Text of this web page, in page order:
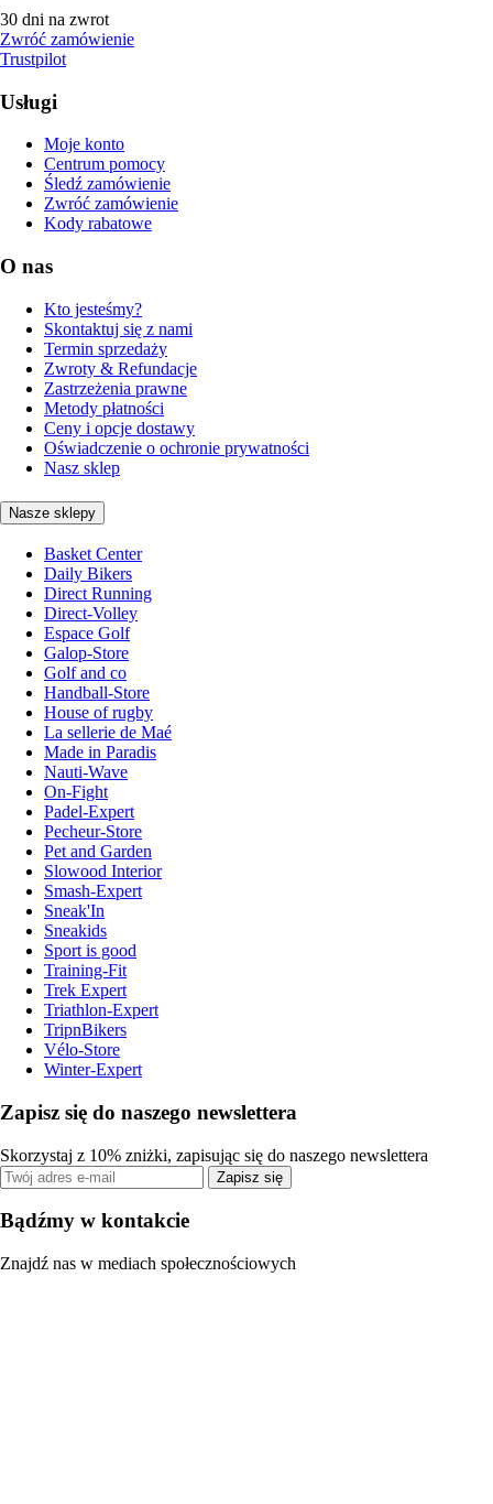
30 dni na zwrot
Zwróć zamówienie
Trustpilot
Usługi
Moje konto
Centrum pomocy
Śledź zamówienie
Zwróć zamówienie
Kody rabatowe
O nas
Kto jesteśmy?
Skontaktuj się z nami
Termin sprzedaży
Zwroty & Refundacje
Zastrzeżenia prawne
Metody płatności
Ceny i opcje dostawy
Oświadczenie o ochronie prywatności
Nasz sklep
Nasze sklepy
Basket Center
Daily Bikers
Direct Running
Direct-Volley
Espace Golf
Galop-Store
Golf and co
Handball-Store
House of rugby
La sellerie de Maé
Made in Paradis
Nauti-Wave
On-Fight
Padel-Expert
Pecheur-Store
Pet and Garden
Slowood Interior
Smash-Expert
Sneak'In
Sneakids
Sport is good
Training-Fit
Trek Expert
Triathlon-Expert
TripnBikers
Vélo-Store
Winter-Expert
Zapisz się do naszego newslettera
Skorzystaj z 10% zniżki, zapisując się do naszego newslettera
Zapisz się
Bądźmy w kontakcie
Znajdź nas w mediach społecznościowych